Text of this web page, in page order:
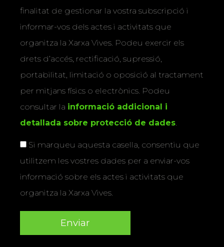
finalitat de gestionar la vostra subscripció i
informar-vos dels actes i activitats que
organitza la Xarxa Vives. Podeu exercir els
drets d’accés, rectificació, supressió,
portabilitat, limitació o oposició al tractament
per mitjans físics o electrònics. Podeu
consultar la informació addicional i
detallada sobre protecció de dades
Si marqueu aquesta casella, consentiu que
utilitzem les vostres dades per a enviar-vos
informació sobre els actes i activitats que
organitza la Xarxa Vives.